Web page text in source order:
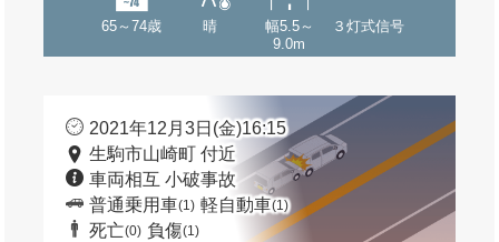
65～74歳 晴
幅5.5～
9.0m
３灯式信号
2021年12月3日(金)16:15
生駒市山崎町 付近
車両相互 小破事故
普通乗用車(1) 軽自動車(1)
死亡(0) 負傷(1)